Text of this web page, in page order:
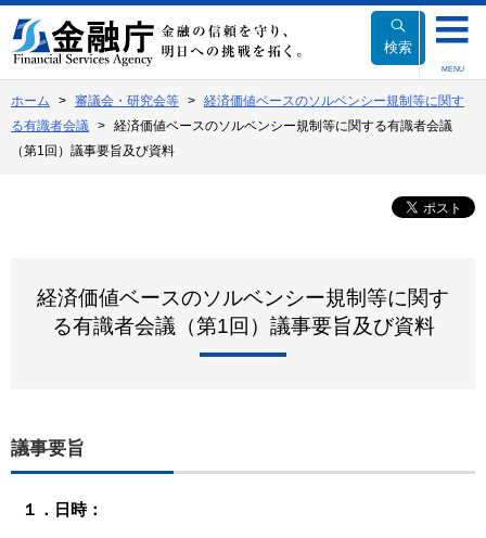
文
へ
動
検索
MENU
ホーム 審議会・研究会等
経済価値ベースのソルベンシー規制等に関す
る有識者会議
経済価値ベースのソルベンシー規制等に関する有識者会議
（第1回）議事要旨及び資料
経済価値ベースのソルベンシー規制等に関す
る有識者会議（第1回）議事要旨及び資料
議事要旨
１．日時：